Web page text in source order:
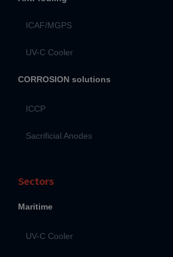
ICAF/MGPS
UV-C Cooler
CORROSION solutions
ICCP
Sacrificial Anodes
Sectors
Maritime
UV-C Cooler